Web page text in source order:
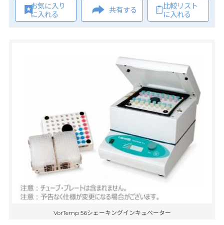
お気に入り
に入れる
共有する
比較リスト
に入れる
VorTemp 56シェーキングインキュベーター